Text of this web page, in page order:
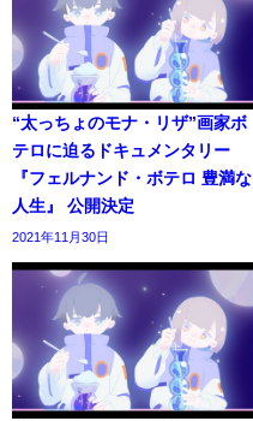
“太っちょのモナ・リザ”画家ボ
テロに迫るドキュメンタリー
『フェルナンド・ボテロ 豊満な
人生』 公開決定
2021年11月30日